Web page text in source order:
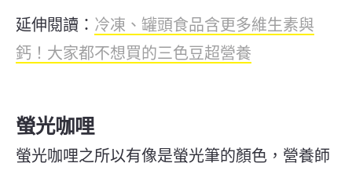
延伸閱讀： 冷凍、罐頭食品含更多維生素與
鈣！大家都不想買的三色豆超營養
螢光咖哩
螢光咖哩之所以有像是螢光筆的顏色，營養師